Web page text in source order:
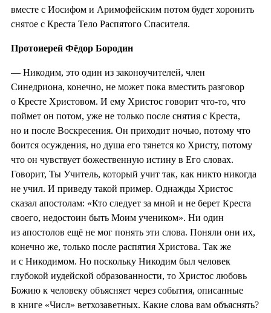
вместе с Иосифом и Аримофейским потом будет хоронить
снятое с Креста Тело Распятого Спасителя.
Протоиерей Фёдор Бородин
— Никодим, это один из законоучителей, член
Синедриона, конечно, не может пока вместить разговор
о Кресте Христовом. И ему Христос говорит что-то, что
поймет он потом, уже не только после снятия с Креста,
но и после Воскресения. Он приходит ночью, потому что
боится осуждения, но душа его тянется ко Христу, потому
что он чувствует божественную истину в Его словах.
Говорит, Ты Учитель, который учит так, как никто никогда
не учил. И приведу такой пример. Однажды Христос
сказал апостолам: «Кто следует за мной и не берет Креста
своего, недостоин быть Моим учеником». Ни один
из апостолов ещё не мог понять эти слова. Поняли они их,
конечно же, только после распятия Христова. Так же
и с Никодимом. Но поскольку Никодим был человек
глубокой иудейской образованности, то Христос любовь
Божию к человеку объясняет через события, описанные
в книге «Числ» ветхозаветных. Какие слова вам объяснять?